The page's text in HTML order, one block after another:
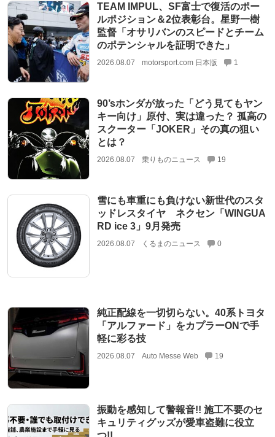
TEAM IMPUL、SF富士で復活のポー
ルポジション＆2位表彰台。星野一樹
監督「オサリバンのスピードとチーム
のポテンシャルを証明できた」
2026.08.07 motorsport.com 日本版 1
90’sホンダが放った「どう見てもヤン
キー向け」原付、実は違った？ 孤高の
スクーター「JOKER」その真の狙い
とは？
2026.08.07 乗りものニュース 19
雪にも車重にも負けない新世代のスタ
ッドレスタイヤ ネクセン「WINGUA
RD ice 3」9月発売
2026.08.07 くるまのニュース 0
純正配線を一切切らない。40系トヨタ
「アルファード」をカプラーONで手
軽に彩る技
2026.08.07 Auto Messe Web 19
振動を感知して警報音!! 施工不要のセ
キュリティグッズが愛車盗難に役立